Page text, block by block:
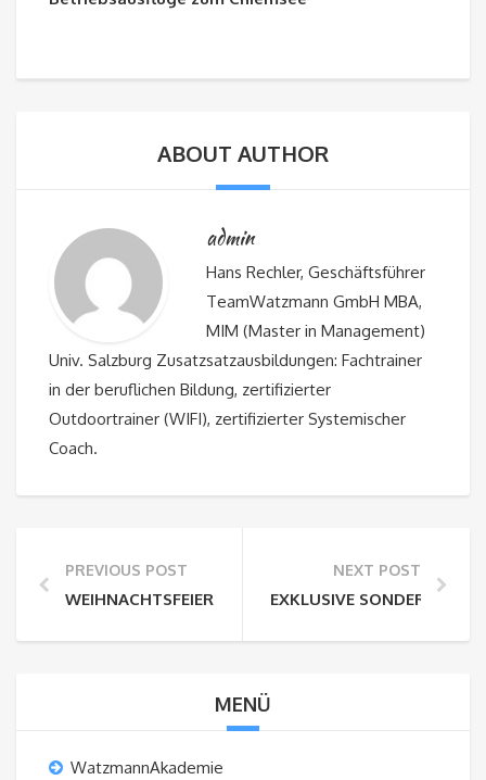
ABOUT AUTHOR
admin
Hans Rechler, Geschäftsführer
TeamWatzmann GmbH MBA,
MIM (Master in Management)
Univ. Salzburg Zusatzsatzausbildungen: Fachtrainer
in der beruflichen Bildung, zertifizierter
Outdoortrainer (WIFI), zertifizierter Systemischer
Coach.
PREVIOUS POST
WEIHNACHTSFEIER AUF DER HÜTTEN
NEXT POST
EXKLUSIVE
MENÜ
WatzmannAkademie